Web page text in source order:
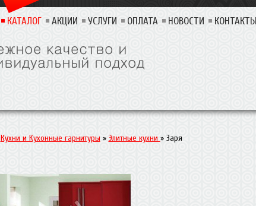
КАТАЛОГ АКЦИИ УСЛУГИ ОПЛАТА НОВОСТИ КОНТАКТЫ
Кухни и Кухонные гарнитуры » Элитные кухни » Заря